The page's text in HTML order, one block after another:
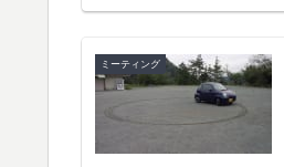
ミーティング